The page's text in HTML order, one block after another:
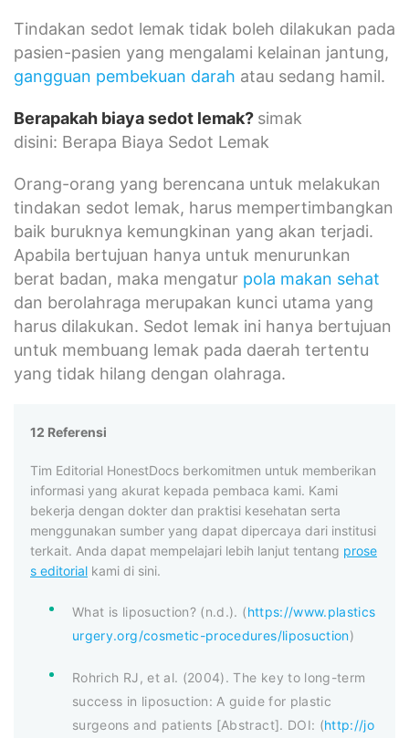
Tindakan sedot lemak tidak boleh dilakukan pada
pasien-pasien yang mengalami kelainan jantung,
gangguan pembekuan darah atau sedang hamil.
Berapakah biaya sedot lemak? simak
disini: Berapa Biaya Sedot Lemak
Orang-orang yang berencana untuk melakukan
tindakan sedot lemak, harus mempertimbangkan
baik buruknya kemungkinan yang akan terjadi.
Apabila bertujuan hanya untuk menurunkan
berat badan, maka mengatur pola makan sehat
dan berolahraga merupakan kunci utama yang
harus dilakukan. Sedot lemak ini hanya bertujuan
untuk membuang lemak pada daerah tertentu
yang tidak hilang dengan olahraga.
12 Referensi
Tim Editorial HonestDocs berkomitmen untuk memberikan
informasi yang akurat kepada pembaca kami. Kami
bekerja dengan dokter dan praktisi kesehatan serta
menggunakan sumber yang dapat dipercaya dari institusi
terkait. Anda dapat mempelajari lebih lanjut tentang prose
s editorial kami di sini.
What is liposuction? (n.d.). (https://www.plastics
urgery.org/cosmetic-procedures/liposuction)
Rohrich RJ, et al. (2004). The key to long-term
success in liposuction: A guide for plastic
surgeons and patients [Abstract]. DOI: (http://jo